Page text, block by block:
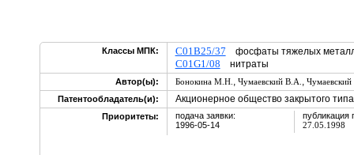
Классы МПК: C01B25/37 фосфаты тяжелых
C01G1/08 нитраты
Автор(ы): Бонокина М.Н. , Чумаевский В.А. ,
Патентообладатель(и):
Акционерное общество закрытого
Приоритеты:
подача заявки:
1996-05-14
публикация
27.05.1998